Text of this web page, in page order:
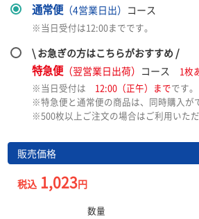
通常便（4営業日出） コース
※当日受付は12:00までです。
\ お急ぎの方はこちらがおすすめ /
特急便（翌営業日出荷） コース
1枚
※当日受付は 12:00（正午）までです。
※特急便と通常便の商品は、同時購入が
※500枚以上ご注文の場合はご利用いただ
販売価格
税込1,023円
数量